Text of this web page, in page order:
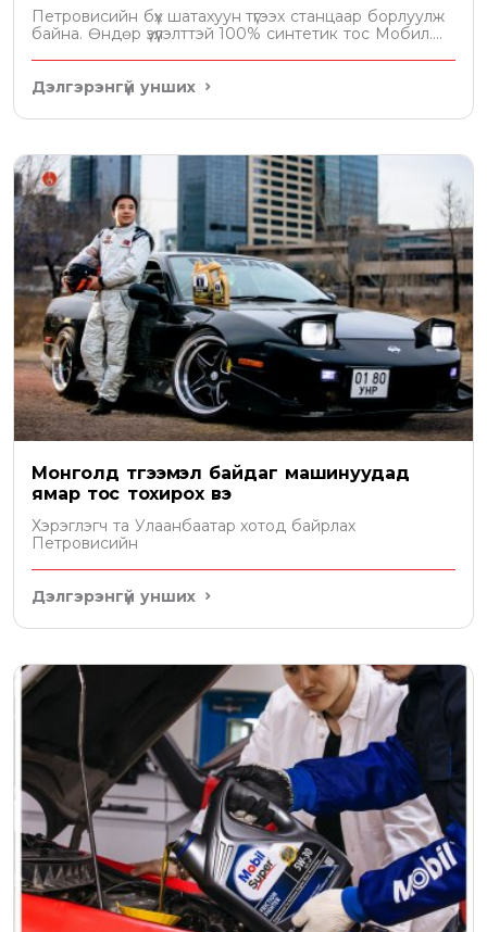
Петровисийн бүх шатахуун түгээх станцаар борлуулж
байна. Өндөр үзүүлэлттэй 100% синтетик тос Мобил....
Дэлгэрэнгүй унших
Монголд түгээмэл байдаг машинуудад
ямар тос тохирох вэ
Хэрэглэгч та Улаанбаатар хотод байрлах
Петровисийн
Дэлгэрэнгүй унших